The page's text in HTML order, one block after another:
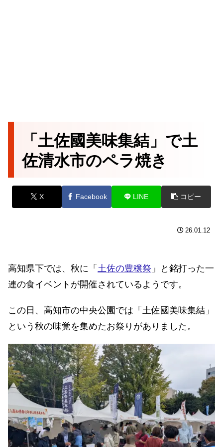
「土佐國美味集結」で土
佐清水市のペラ焼き
X Facebook LINE コピー
26.01.12
高知県下では、秋に「 土佐の豊穣祭 」と銘打った一
連の食イベントが開催されているようです。
この日、高知市の中央公園では「土佐國美味集結」
という秋の味覚を集めたお祭りがありました。